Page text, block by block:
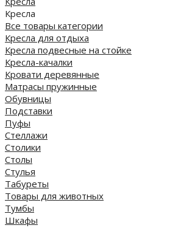
Кресла
Все товары категории
Кресла для отдыха
Кресла подвесные на стойке
Кресла-качалки
Кровати деревянные
Матрасы пружинные
Обувницы
Подставки
Пуфы
Стеллажи
Столики
Столы
Стулья
Табуреты
Товары для животных
Тумбы
Шкафы